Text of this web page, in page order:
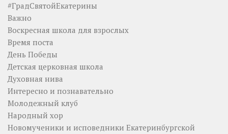
#ГрадСвятойЕкатерины
Важно
Воскресная школа для взрослых
Время поста
День Победы
Детская церковная школа
Духовная нива
Интересно и познавательно
Молодежный клуб
Народный хор
Новомученики и исповедники Екатеринбургской